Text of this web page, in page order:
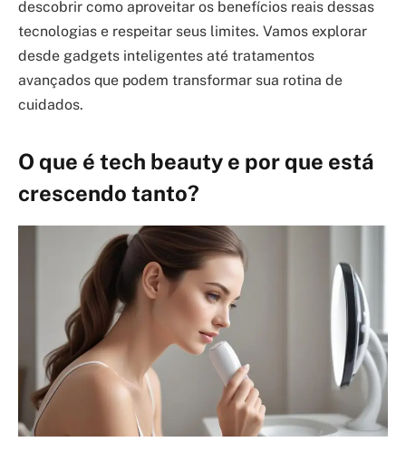
descobrir como aproveitar os benefícios reais dessas
tecnologias e respeitar seus limites. Vamos explorar
desde gadgets inteligentes até tratamentos
avançados que podem transformar sua rotina de
cuidados.
O que é tech beauty e por que está
crescendo tanto?